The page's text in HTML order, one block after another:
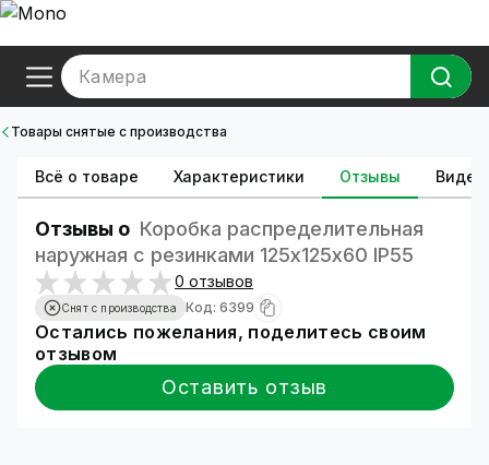
Камера
Товары снятые с производства
Всё о товаре Характеристики Отзывы Видео
Отзывы о Коробка распределительная
наружная с резинками 125х125х60 IP55
0 отзывов
Снят с производства Код: 6399
Остались пожелания, поделитесь своим
отзывом
Оставить отзыв